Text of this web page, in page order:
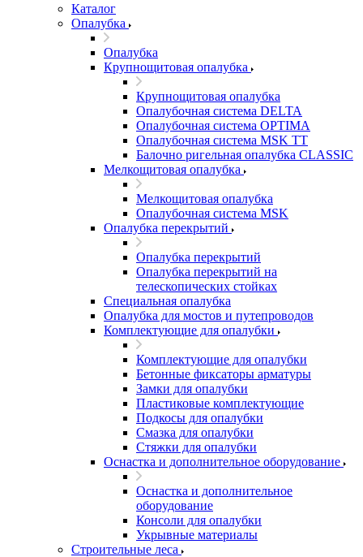
Каталог
Опалубка
Опалубка
Крупнощитовая опалубка
Крупнощитовая опалубка
Опалубочная система DELTA
Опалубочная сиcтема OPTIMA
Опалубочная система MSK TT
Балочно ригельная опалубка CLASSIC
Мелкощитовая опалубка
Мелкощитовая опалубка
Опалубочная система MSK
Опалубка перекрытий
Опалубка перекрытий
Опалубка перекрытий на
телескопических стойках
Специальная опалубка
Опалубка для мостов и путепроводов
Комплектующие для опалубки
Комплектующие для опалубки
Бетонные фиксаторы арматуры
Замки для опалубки
Пластиковые комплектующие
Подкосы для опалубки
Смазка для опалубки
Стяжки для опалубки
Оснастка и дополнительное оборудование
Оснастка и дополнительное
оборудование
Консоли для опалубки
Укрывные материалы
Строительные леса